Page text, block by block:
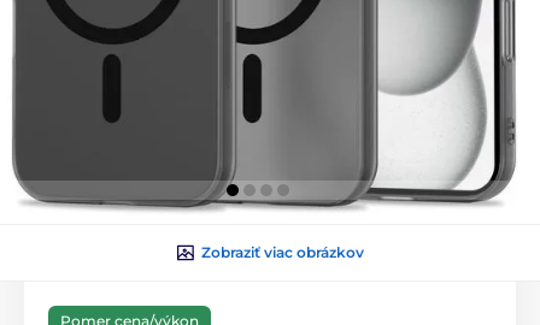
Zobraziť viac obrázkov
Pomer cena/výkon